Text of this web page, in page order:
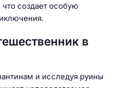
создает особую
в
и исследуя руины